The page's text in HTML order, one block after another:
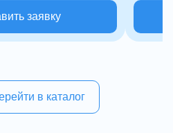
заявку
в каталог